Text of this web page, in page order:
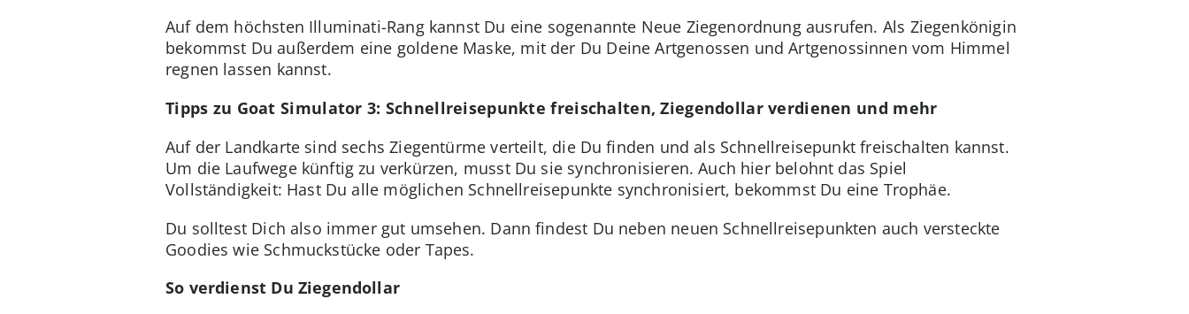
Auf dem höchsten Illuminati-Rang kannst Du eine sogenannte Neue Ziegenordnung ausrufen. Als Ziegenkönigin
bekommst Du außerdem eine goldene Maske, mit der Du Deine Artgenossen und Artgenossinnen vom Himmel
regnen lassen kannst.
Tipps zu Goat Simulator 3: Schnellreisepunkte freischalten, Ziegendollar verdienen und mehr
Auf der Landkarte sind sechs Ziegentürme verteilt, die Du finden und als Schnellreisepunkt freischalten kannst.
Um die Laufwege künftig zu verkürzen, musst Du sie synchronisieren. Auch hier belohnt das Spiel
Vollständigkeit: Hast Du alle möglichen Schnellreisepunkte synchronisiert, bekommst Du eine Trophäe.
Du solltest Dich also immer gut umsehen. Dann findest Du neben neuen Schnellreisepunkten auch versteckte
Goodies wie Schmuckstücke oder Tapes.
So verdienst Du Ziegendollar